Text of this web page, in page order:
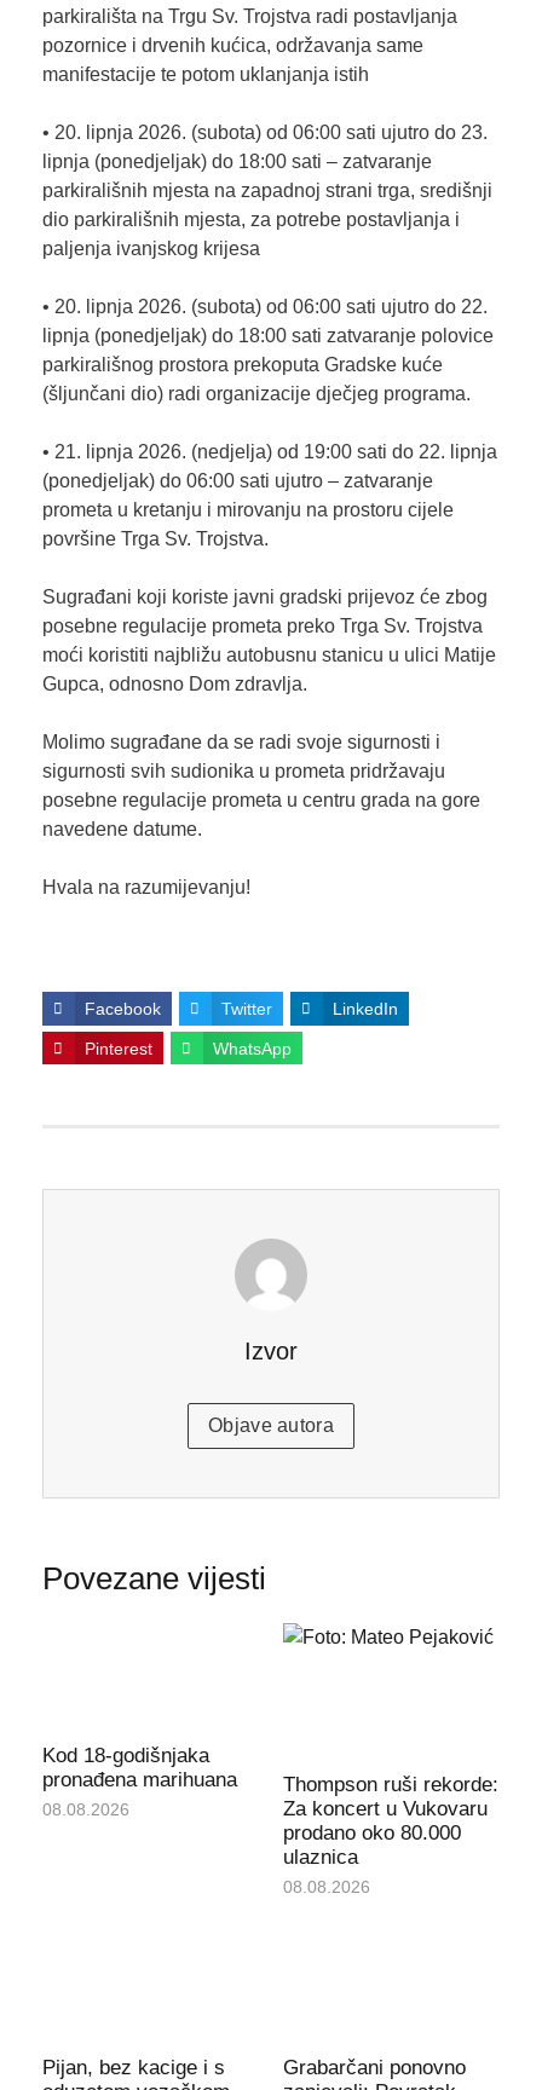
parkirališta na Trgu Sv. Trojstva radi postavljanja
pozornice i drvenih kućica, održavanja same
manifestacije te potom uklanjanja istih
• 20. lipnja 2026. (subota) od 06:00 sati ujutro do 23.
lipnja (ponedjeljak) do 18:00 sati – zatvaranje
parkirališnih mjesta na zapadnoj strani trga, središnji
dio parkirališnih mjesta, za potrebe postavljanja i
paljenja ivanjskog krijesa
• 20. lipnja 2026. (subota) od 06:00 sati ujutro do 22.
lipnja (ponedjeljak) do 18:00 sati zatvaranje polovice
parkirališnog prostora prekoputa Gradske kuće
(šljunčani dio) radi organizacije dječjeg programa.
• 21. lipnja 2026. (nedjelja) od 19:00 sati do 22. lipnja
(ponedjeljak) do 06:00 sati ujutro – zatvaranje
prometa u kretanju i mirovanju na prostoru cijele
površine Trga Sv. Trojstva.
Sugrađani koji koriste javni gradski prijevoz će zbog
posebne regulacije prometa preko Trga Sv. Trojstva
moći koristiti najbližu autobusnu stanicu u ulici Matije
Gupca, odnosno Dom zdravlja.
Molimo sugrađane da se radi svoje sigurnosti i
sigurnosti svih sudionika u prometa pridržavaju
posebne regulacije prometa u centru grada na gore
navedene datume.
Hvala na razumijevanju!
Facebook Twitter LinkedIn
Pinterest WhatsApp
Izvor
Objave autora
Povezane vijesti
Kod 18-godišnjaka
pronađena marihuana
08.08.2026
Thompson ruši rekorde:
Za koncert u Vukovaru
prodano oko 80.000
ulaznica
08.08.2026
Pijan, bez kacige i s
Grabarčani ponovno